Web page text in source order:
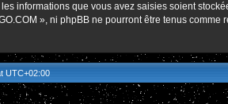
informations que vous avez saisies soient
», ni phpBB ne pourront être tenus comme
UTC+02:00